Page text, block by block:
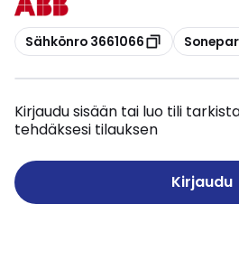
Kopioi
Sähkönro 3661066 Kopioi
Kirjaudu sisään tai luo tili
tehdäksesi tilauksen
Kirjaudu